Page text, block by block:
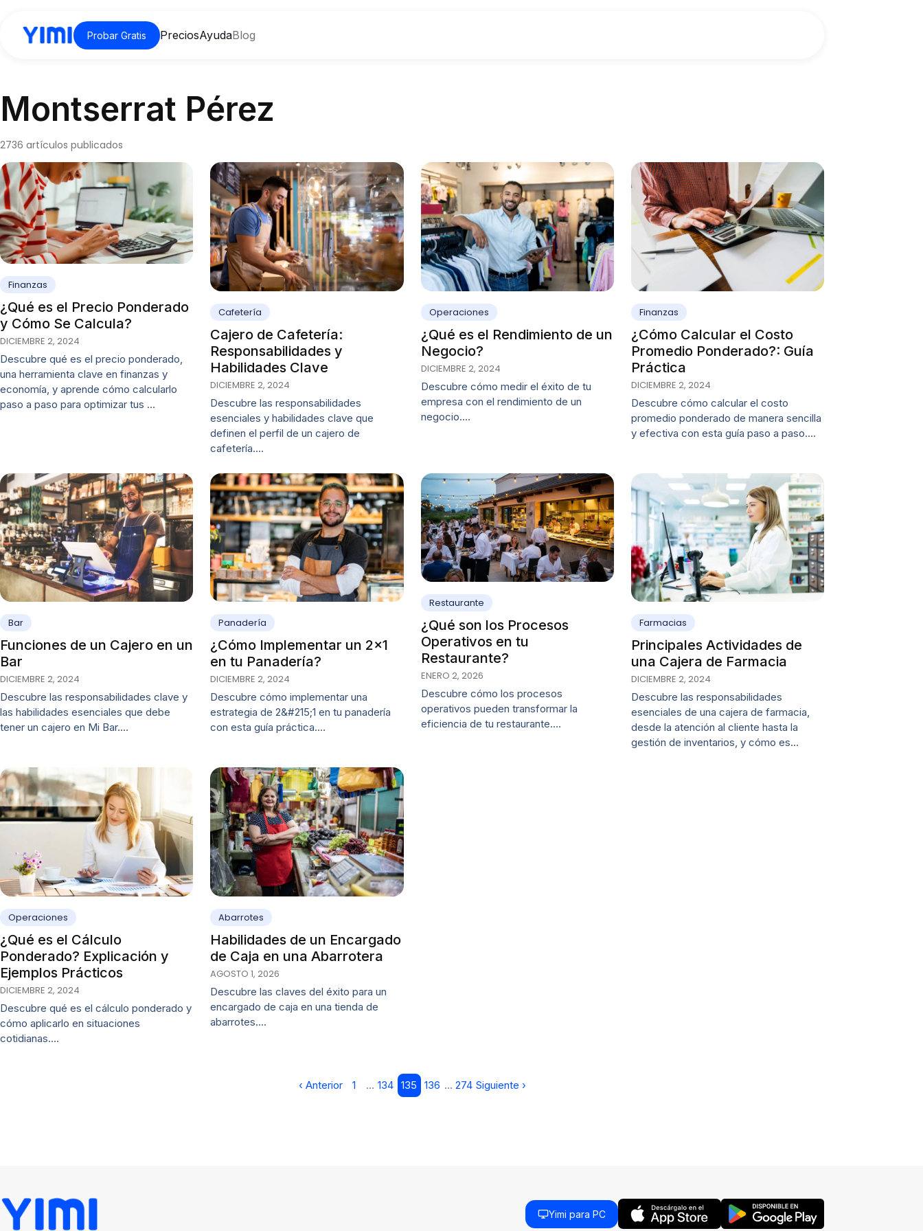
Probar Gratis PreciosAyudaBlog
Montserrat Pérez
2736 artículos publicados
Finanzas
¿Qué es el Precio Ponderado
y Cómo Se Calcula?
DICIEMBRE 2, 2024
Descubre qué es el precio ponderado,
una herramienta clave en finanzas y
economía, y aprende cómo calcularlo
paso a paso para optimizar tus …
Cafetería
Cajero de Cafetería:
Responsabilidades y
Habilidades Clave
DICIEMBRE 2, 2024
Descubre las responsabilidades
esenciales y habilidades clave que
definen el perfil de un cajero de
cafetería.…
Operaciones
¿Qué es el Rendimiento de un
Negocio?
DICIEMBRE 2, 2024
Descubre cómo medir el éxito de tu
empresa con el rendimiento de un
negocio.…
Finanzas
¿Cómo Calcular el Costo
Promedio Ponderado?: Guía
Práctica
DICIEMBRE 2, 2024
Descubre cómo calcular el costo
promedio ponderado de manera sencilla
y efectiva con esta guía paso a paso.…
Bar
Funciones de un Cajero en un
Bar
DICIEMBRE 2, 2024
Descubre las responsabilidades clave y
las habilidades esenciales que debe
tener un cajero en Mi Bar.…
Panadería
¿Cómo Implementar un 2×1
en tu Panadería?
DICIEMBRE 2, 2024
Descubre cómo implementar una
estrategia de 2&#215;1 en tu panadería
con esta guía práctica.…
Restaurante
¿Qué son los Procesos
Operativos en tu
Restaurante?
ENERO 2, 2026
Descubre cómo los procesos
operativos pueden transformar la
eficiencia de tu restaurante.…
Farmacias
Principales Actividades de
una Cajera de Farmacia
DICIEMBRE 2, 2024
Descubre las responsabilidades
esenciales de una cajera de farmacia,
desde la atención al cliente hasta la
gestión de inventarios, y cómo es…
Operaciones
¿Qué es el Cálculo
Ponderado? Explicación y
Ejemplos Prácticos
DICIEMBRE 2, 2024
Descubre qué es el cálculo ponderado y
cómo aplicarlo en situaciones
cotidianas.…
Abarrotes
Habilidades de un Encargado
de Caja en una Abarrotera
AGOSTO 1, 2026
Descubre las claves del éxito para un
encargado de caja en una tienda de
abarrotes.…
‹ Anterior 1 … 134 135 136 … 274 Siguiente ›
Yimi para PC